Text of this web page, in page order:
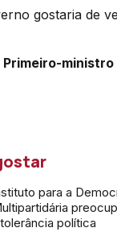
gostaria de
ministro
para a
política